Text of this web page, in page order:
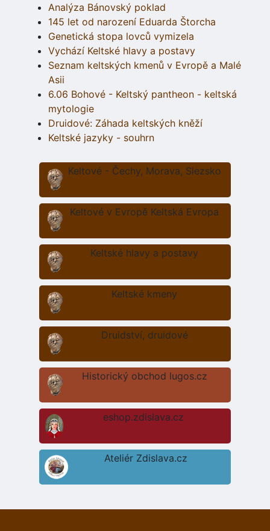
Analýza Bánovský poklad
145 let od narození Eduarda Štorcha
Genetická stopa lovců vymizela
Vychází Keltské hlavy a postavy
Seznam keltských kmenů v Evropě a Malé
Asii
6.06 Bohové - Keltský pantheon - keltská
mytologie
Druidové: Záhada keltských kněží
Keltské jazyky - souhrn
Keltové - Čechy, Morava, Slezsko
Keltové v Evropě Keltská Evropa
Keltské hlavy a postavy
Keltské kmeny
Druidství, druidové
Historický obchod lugos.cz
eshop.zdislava.cz
Ateliér Zdislava.cz